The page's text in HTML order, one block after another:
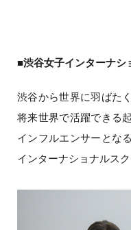
■渋谷女子インターナシ
渋谷から世界に羽ばた
将来世界で活躍できる
インフルエンサーとな
インターナショナルスク